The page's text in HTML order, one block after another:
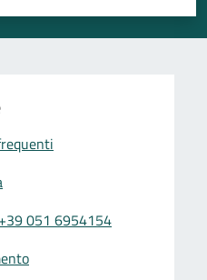
su 5
5
051 6954154